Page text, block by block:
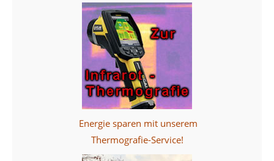
Energie sparen mit unserem
Thermografie-Service!